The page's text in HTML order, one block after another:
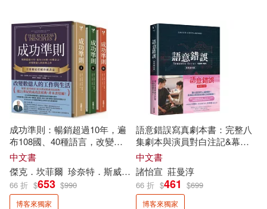
約翰．康納利(2)
羅伯‧狄保德(2) 羅寶鴻(2)
羅德．達爾(2) 羅毓嘉(2)
胡展誥(2) 艾倫・摩爾(2)
艾克哈特．托勒(2)
成功準則：暢銷超過10年，遍
布108國、40種語言，改變數
億人的經典之作【全球
權珍藏書盒.共三冊】
中文書
傑克．坎菲爾 珍奈特．斯威策 易敬能 葉婉智
66 折 $653 $990
博客來獨家
語意錯誤寫真劇本書：完整八
集劇本與演員對白注記&幕後
編導的話，
筆感謝信
中文書
諸怡宣 莊曼淳
66 折 $461 $699
博客來獨家